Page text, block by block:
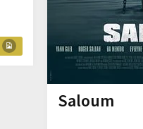
Saloum